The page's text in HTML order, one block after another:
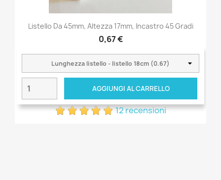
Listello Da 45mm, Altezza 17mm, Incastro 45 Gradi
0,67 €
AGGIUNGI AL CARRELLO
12 recensioni